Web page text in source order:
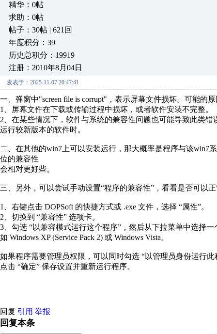
精华：0帖
求助：0帖
帖子：30帖 | 621回
年度积分：39
历史总积分：19919
注册：2010年8月04日
发表于：2025-11-07 20:47:41
一、弹窗中"screen file is corrupt"，表示屏幕文件损坏。可能的
1、屏幕文件在下载或传输过程中损坏，或者软件安装不完整。
2、在某些情况下， 软件与系统的兼容性问题也可能导致此类错
运行较新版本的软件时。
二、在其他的win7上可以安装运行，那大概率是程序与该win7
位的兼容性
会相对更好些。
三、另外，可以尝试手动设置‌“程序的兼容性”，看看是否可以
1、右键点击 DOPSoft 的快捷方式或 .exe 文件，选择 ‌“属性”‌。
2、切换到 ‌“兼容性”‌ 选项卡。
3、勾选 ‌“以兼容模式运行这个程序”‌，然后从下拉菜单中选择一
如 ‌Windows XP (Service Pack 2)‌ 或 ‌Windows Vista‌‌。
如果程序需要管理员权限，可以同时勾选 ‌“以管理员身份运行此
点击 ‌“确定”‌ 保存设置并重新运行程序。
回复 引用 举报
回复本条